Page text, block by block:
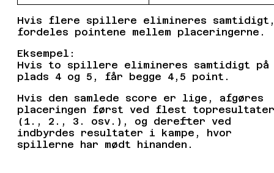
Hvis flere spillere elimineres
fordeles pointene mellem placeringerne.
Eksempel:
Hvis to spillere elimineres samtidigt på
plads 4 og 5, får begge 4,5 point.
Hvis den samlede score er lige, afgøres
placeringen først ved flest topresultater
(1., 2., 3. osv.), og derefter ved
indbyrdes resultater i kampe, hvor
spillerne har mødt hinanden.